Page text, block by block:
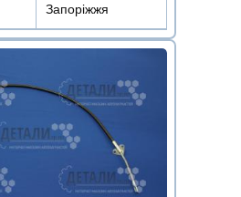
Запоріжжя